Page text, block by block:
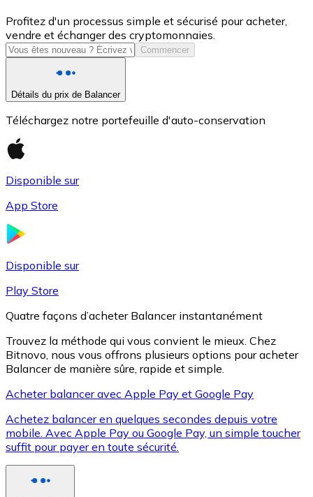
USD Coin
USDC
XRP
XRP
Profitez d'un processus simple et sécurisé pour acheter,
vendre et échanger des cryptomonnaies.
Commencer
Détails du prix de Balancer
Téléchargez notre portefeuille d'auto-conservation
Disponible sur
App Store
Disponible sur
Play Store
Quatre façons d’acheter Balancer instantanément
Trouvez la méthode qui vous convient le mieux. Chez
Bitnovo, nous vous offrons plusieurs options pour acheter
Balancer de manière sûre, rapide et simple.
Acheter balancer avec Apple Pay et Google Pay
Achetez balancer en quelques secondes depuis votre
mobile. Avec Apple Pay ou Google Pay, un simple toucher
suffit pour payer en toute sécurité.